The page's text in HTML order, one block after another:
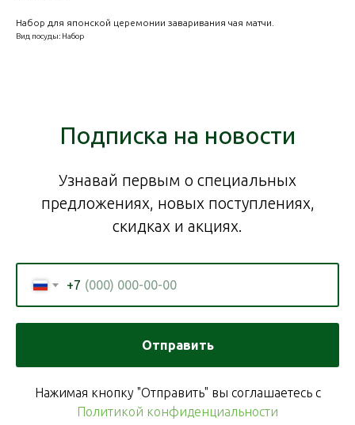
Набор для японской церемонии заваривания чая матчи.
Вид посуды: Набор
Подписка на новости
Узнавай первым о специальных
предложениях, новых поступлениях,
скидках и акциях.
+7
Отправить
Нажимая кнопку "Отправить" вы соглашаетесь с
Политикой конфиденциальности